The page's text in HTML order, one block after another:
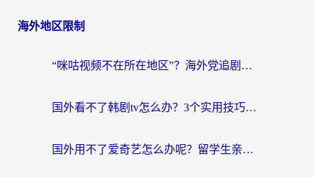
海外地区限制
“咪咕视频不在所在地区”？海外党追剧看片、炒股的救星来了！
国外看不了韩剧tv怎么办？3个实用技巧解决海外追剧难题（附书旗小说&社保查询攻略）
国外用不了爱奇艺怎么办呢？留学生亲测有效的回国加速方案